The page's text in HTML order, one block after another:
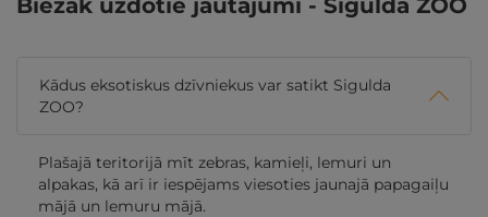
Biežāk uzdotie jautājumi - Sigulda ZOO
Kādus eksotiskus dzīvniekus var satikt Sigulda
ZOO?
Plašajā teritorijā mīt zebras, kamieļi, lemuri un
alpakas, kā arī ir iespējams viesoties jaunajā papagaiļu
mājā un lemuru mājā.